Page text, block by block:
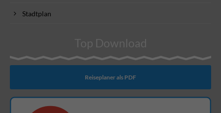
Stadtplan
Top Download
Reiseplaner als PDF